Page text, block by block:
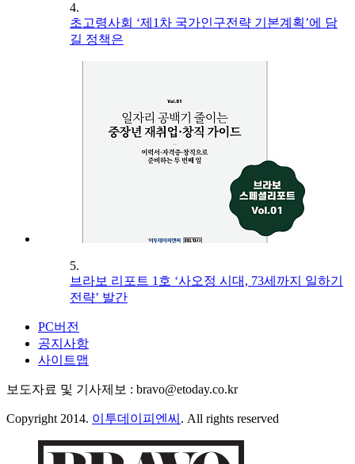
4.
초고령사회 ‘제1차 국가인구전략 기본계획’에 담
길 정책은
5.
브라보 리포트 1호 ‘사오정 시대, 73세까지 일하기
전략’ 발간
PC버전
공지사항
사이트맵
보도자료 및 기사제보 : bravo@etoday.co.kr
Copyright 2014. 이투데이피엔씨 . All rights reserved